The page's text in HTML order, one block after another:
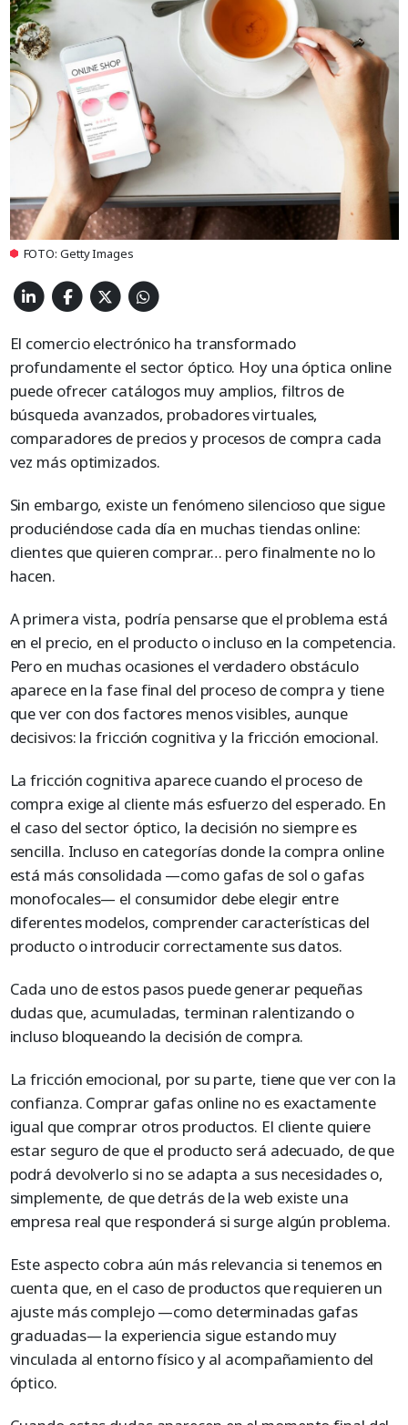
FOTO: Getty Images
El comercio electrónico ha transformado
profundamente el sector óptico. Hoy una óptica online
puede ofrecer catálogos muy amplios, filtros de
búsqueda avanzados, probadores virtuales,
comparadores de precios y procesos de compra cada
vez más optimizados.
Sin embargo, existe un fenómeno silencioso que sigue
produciéndose cada día en muchas tiendas online:
clientes que quieren comprar… pero finalmente no lo
hacen.
A primera vista, podría pensarse que el problema está
en el precio, en el producto o incluso en la competencia.
Pero en muchas ocasiones el verdadero obstáculo
aparece en la fase final del proceso de compra y tiene
que ver con dos factores menos visibles, aunque
decisivos: la fricción cognitiva y la fricción emocional.
La fricción cognitiva aparece cuando el proceso de
compra exige al cliente más esfuerzo del esperado. En
el caso del sector óptico, la decisión no siempre es
sencilla. Incluso en categorías donde la compra online
está más consolidada —como gafas de sol o gafas
monofocales— el consumidor debe elegir entre
diferentes modelos, comprender características del
producto o introducir correctamente sus datos.
Cada uno de estos pasos puede generar pequeñas
dudas que, acumuladas, terminan ralentizando o
incluso bloqueando la decisión de compra.
La fricción emocional, por su parte, tiene que ver con la
confianza. Comprar gafas online no es exactamente
igual que comprar otros productos. El cliente quiere
estar seguro de que el producto será adecuado, de que
podrá devolverlo si no se adapta a sus necesidades o,
simplemente, de que detrás de la web existe una
empresa real que responderá si surge algún problema.
Este aspecto cobra aún más relevancia si tenemos en
cuenta que, en el caso de productos que requieren un
ajuste más complejo —como determinadas gafas
graduadas— la experiencia sigue estando muy
vinculada al entorno físico y al acompañamiento del
óptico.